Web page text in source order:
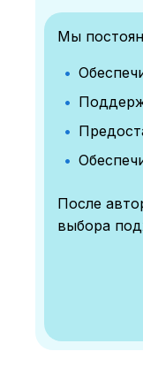
Мы
После
выбора